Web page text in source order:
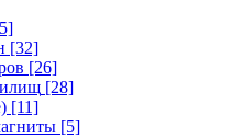
[32]
[26]
[28]
[11]
[5]